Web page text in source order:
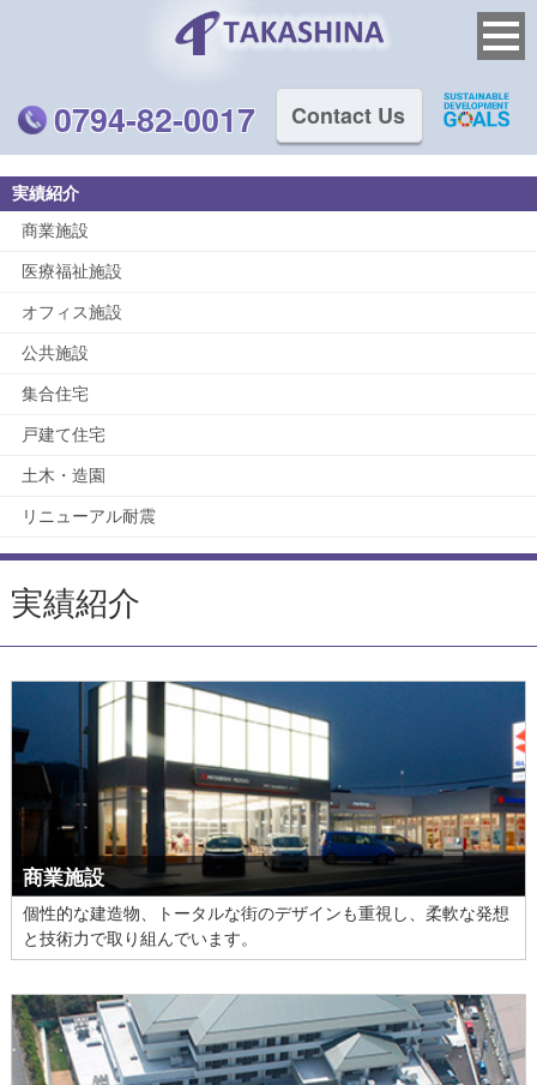
0794-82-0017 Contact Us
実績紹介
商業施設
医療福祉施設
オフィス施設
公共施設
集合住宅
戸建て住宅
土木・造園
リニューアル耐震
実績紹介
商業施設
個性的な建造物、トータルな街のデザインも重視し、柔軟な発想
と技術力で取り組んでいます。